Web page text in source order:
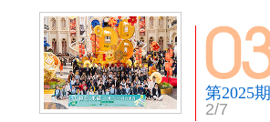
第2025期
2/7